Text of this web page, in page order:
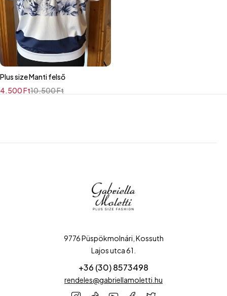
Plus size Manti felső
10.500Ft
4.500Ft
9776 Püspökmolnári, Kossuth
Lajos utca 61.
+36 (30) 8573498
rendeles@gabriellamoletti.hu